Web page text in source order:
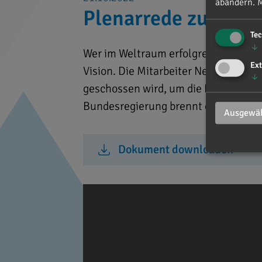
Plenarrede zum
Wer im Weltraum erfolgreich sein
Vision. Die Mitarbeiter New-Space-
geschossen wird, um die Erde
Bundesregierung brennt die ganze
Dokument downloaden
abändern.
↓
↓